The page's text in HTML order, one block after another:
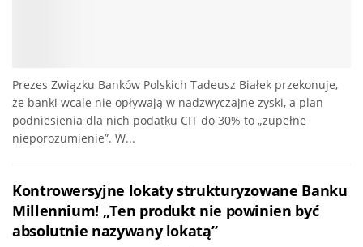
Prezes Związku Banków Polskich Tadeusz Białek przekonuje,
że banki wcale nie opływają w nadzwyczajne zyski, a plan
podniesienia dla nich podatku CIT do 30% to „zupełne
nieporozumienie”. W...
Kontrowersyjne lokaty strukturyzowane Banku
Millennium! „Ten produkt nie powinien być
absolutnie nazywany lokatą”